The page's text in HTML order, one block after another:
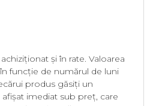
și în rate. Valoarea
funcție de numărul de luni
produs găsiți un
afișat imediat sub preț, care